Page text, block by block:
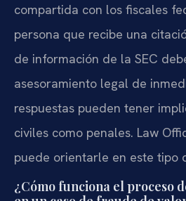
compartida con los fiscales
persona que recibe una
de información de la SEC
asesoramiento legal de
respuestas pueden tener
civiles como penales. Law
puede orientarle en este tipo
¿Cómo funciona el proceso